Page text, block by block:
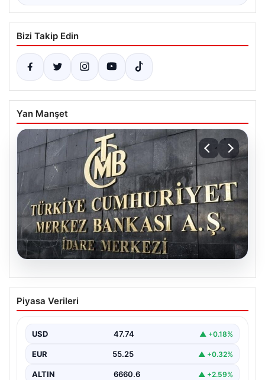
Bizi Takip Edin
Yan Manşet
07.08.2026
Merkez Bankası faiz kararı ne zaman?
Ekonomistlerin nisan ayı faiz beklentisi
Piyasa Verileri
USD 47.74 ▲ +0.18%
EUR 55.25 ▲ +0.32%
ALTIN 6660.6 ▲ +2.59%